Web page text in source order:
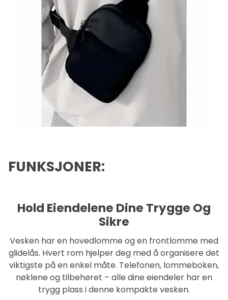
FUNKSJONER:
Hold Eiendelene Dine Trygge Og
Sikre
Vesken har en hovedlomme og en frontlomme med
glidelås. Hvert rom hjelper deg med å organisere det
viktigste på en enkel måte. Telefonen, lommeboken,
nøklene og tilbehøret – alle dine eiendeler har en
trygg plass i denne kompakte vesken.